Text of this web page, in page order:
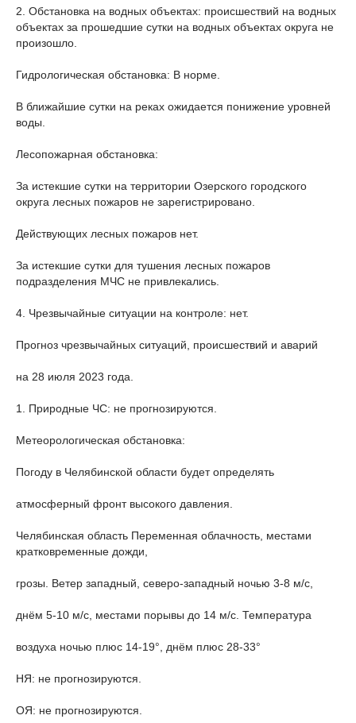
2. Обстановка на водных объектах: происшествий на водных
объектах за прошедшие сутки на водных объектах округа не
произошло.
Гидрологическая обстановка: В норме.
В ближайшие сутки на реках ожидается понижение уровней
воды.
Лесопожарная обстановка:
За истекшие сутки на территории Озерского городского
округа лесных пожаров не зарегистрировано.
Действующих лесных пожаров нет.
За истекшие сутки для тушения лесных пожаров
подразделения МЧС не привлекались.
4. Чрезвычайные ситуации на контроле: нет.
Прогноз чрезвычайных ситуаций, происшествий и аварий
на 28 июля 2023 года.
1. Природные ЧС: не прогнозируются.
Метеорологическая обстановка:
Погоду в Челябинской области будет определять
атмосферный фронт высокого давления.
Челябинская область Переменная облачность, местами
кратковременные дожди,
грозы. Ветер западный, северо-западный ночью 3-8 м/с,
днём 5-10 м/с, местами порывы до 14 м/с. Температура
воздуха ночью плюс 14-19°, днём плюс 28-33°
НЯ: не прогнозируются.
ОЯ: не прогнозируются.